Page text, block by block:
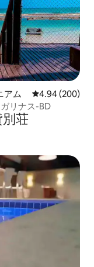
アム レビュー200
4.94 (200)
リナス-BD
荘